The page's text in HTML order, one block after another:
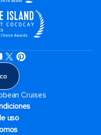
Cruises
uso